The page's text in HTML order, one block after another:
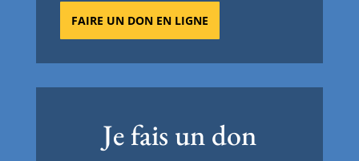
FAIRE UN DON EN LIGNE
Je fais un don